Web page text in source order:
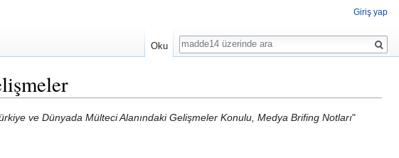
ve Dünyada Mülteci Alanındaki Gelişmeler Konulu, Medya Brifing Notları"
Giriş yap
Oku
Ara